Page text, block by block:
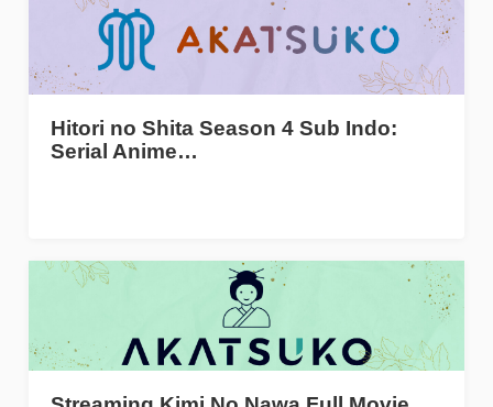
Hitori no Shita Season 4 Sub Indo:
Serial Anime…